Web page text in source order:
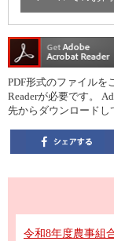
PDF形式のファイルを
Readerが必要です。
先からダウンロードし
令和8年度農事組